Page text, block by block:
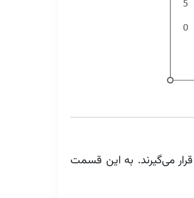
می‌گیرند. به این قسمت